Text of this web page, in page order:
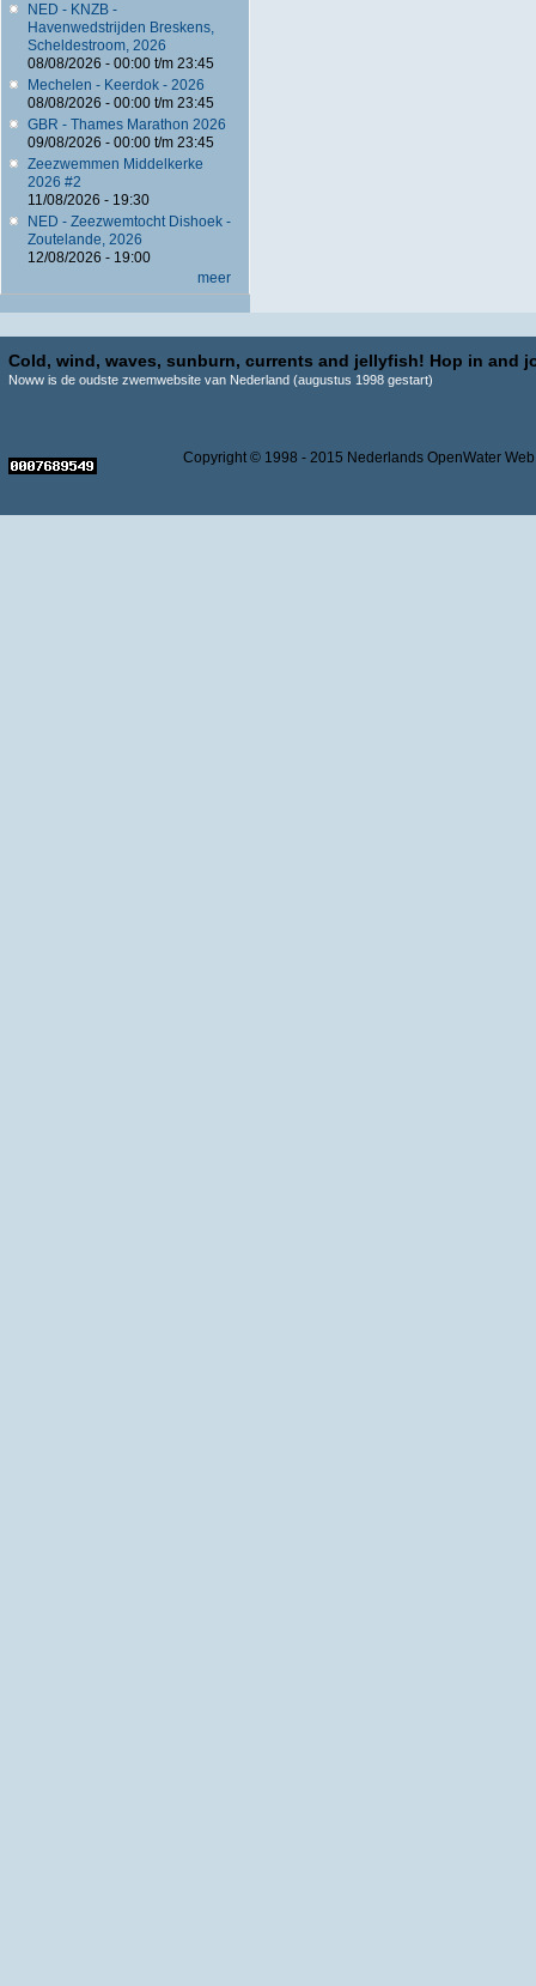
NED - KNZB -
Havenwedstrijden Breskens,
Scheldestroom, 2026
08/08/2026 - 00:00t/m 23:45
Mechelen - Keerdok - 2026
08/08/2026 - 00:00t/m 23:45
GBR - Thames Marathon 2026
09/08/2026 - 00:00t/m 23:45
Zeezwemmen Middelkerke
2026 #2
11/08/2026 - 19:30
NED - Zeezwemtocht Dishoek -
Zoutelande, 2026
12/08/2026 - 19:00
meer
Cold, wind, waves, sunburn, currents and jellyfish! Hop in and
Noww is de oudste zwemwebsite van Nederland (augustus 1998 gestart)
Copyright © 1998 - 2015 Nederlands OpenWater